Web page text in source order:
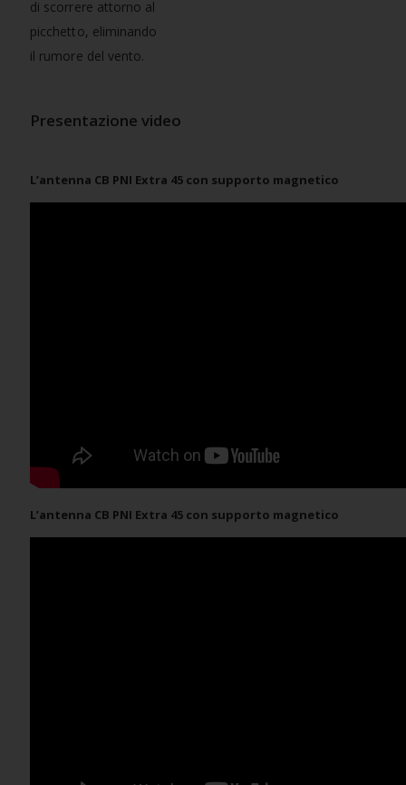
di scorrere attorno al
picchetto, eliminando
il rumore del vento.
Presentazione video
L’antenna CB PNI Extra 45 con supporto magnetico
L’antenna CB PNI Extra 45 con supporto magnetico